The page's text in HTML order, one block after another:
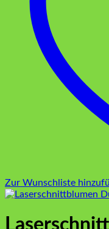
Zur Wunschliste